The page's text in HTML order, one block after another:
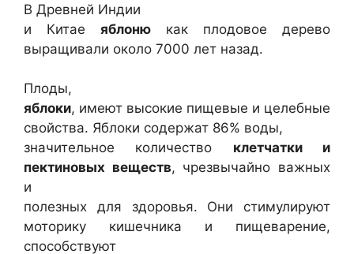
В Древней Индии
и Китае яблоню как плодовое дерево
выращивали около 7000 лет назад.
Плоды,
яблоки, имеют высокие пищевые и целебные
свойства. Яблоки содержат 86% воды,
значительное количество клетчатки и
пектиновых веществ, чрезвычайно важных
и
полезных для здоровья. Они стимулируют
моторику кишечника и пищеварение,
способствуют